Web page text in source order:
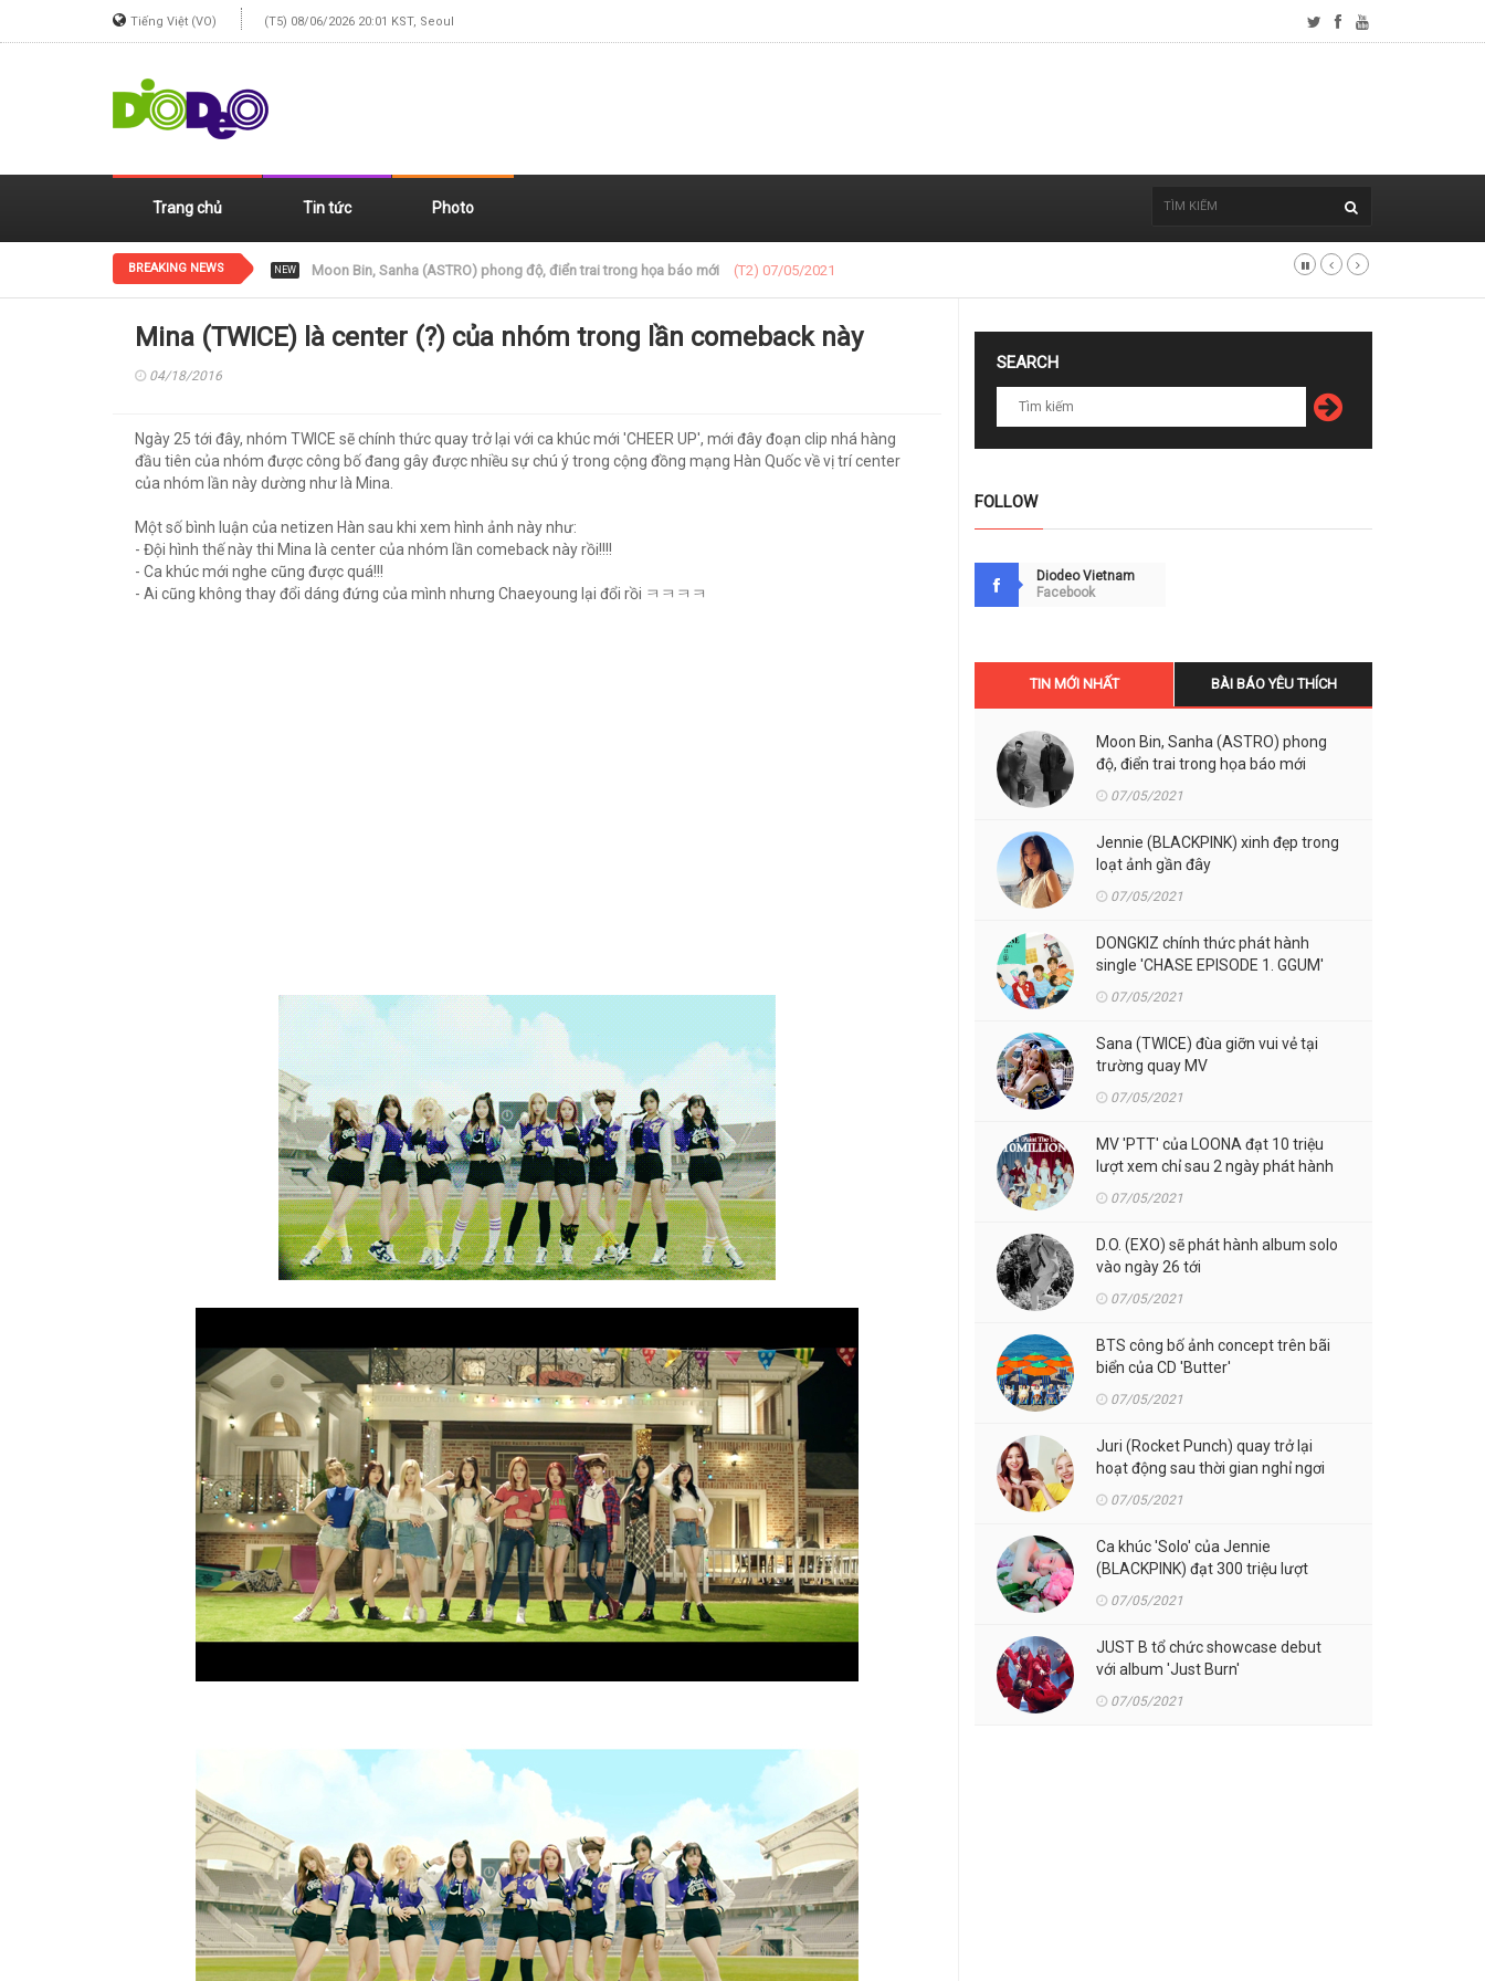
Tiếng Việt (VO) (T5) 08/06/2026 20:01 KST, Seoul
Trang chủ Tin tức Photo
BREAKING NEWS NEW Jennie (BLACKPINK) xinh đẹp trong loạt ảnh gần đây (T2) 07/05/2021
Mina (TWICE) là center (?) của nhóm trong lần comeback này
04/18/2016
Ngày 25 tới đây, nhóm TWICE sẽ chính thức quay trở lại với ca khúc mới 'CHEER UP', mới đây đoạn clip nhá hàng
đầu tiên của nhóm được công bố đang gây được nhiều sự chú ý trong cộng đồng mạng Hàn Quốc về vị trí center
của nhóm lần này dường như là Mina.
Một số bình luận của netizen Hàn sau khi xem hình ảnh này như:
- Đội hình thế này thi Mina là center của nhóm lần comeback này rồi!!!!
- Ca khúc mới nghe cũng được quá!!!
- Ai cũng không thay đổi dáng đứng của mình nhưng Chaeyoung lại đổi rồi ㅋㅋㅋㅋ
SEARCH
FOLLOW
Diodeo Vietnam
Facebook
TIN MỚI NHẤT BÀI BÁO YÊU THÍCH
Moon Bin, Sanha (ASTRO) phong
độ, điển trai trong họa báo mới
07/05/2021
Jennie (BLACKPINK) xinh đẹp trong
loạt ảnh gần đây
07/05/2021
DONGKIZ chính thức phát hành
single 'CHASE EPISODE 1. GGUM'
07/05/2021
Sana (TWICE) đùa giỡn vui vẻ tại
trường quay MV
07/05/2021
MV 'PTT' của LOONA đạt 10 triệu
lượt xem chỉ sau 2 ngày phát hành
07/05/2021
D.O. (EXO) sẽ phát hành album solo
vào ngày 26 tới
07/05/2021
BTS công bố ảnh concept trên bãi
biển của CD 'Butter'
07/05/2021
Juri (Rocket Punch) quay trở lại
hoạt động sau thời gian nghỉ ngơi
07/05/2021
Ca khúc 'Solo' của Jennie
(BLACKPINK) đạt 300 triệu lượt
07/05/2021
JUST B tổ chức showcase debut
với album 'Just Burn'
07/05/2021